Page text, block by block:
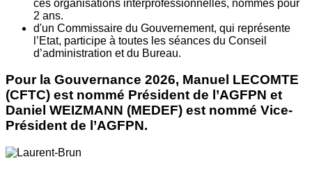
ces organisations interprofessionnelles, nommés pour
2 ans.
d'un Commissaire du Gouvernement, qui représente
l’Etat, participe à toutes les séances du Conseil
d’administration et du Bureau.
Pour la Gouvernance 2026, Manuel LECOMTE
(CFTC) est nommé Président de l’AGFPN et
Daniel WEIZMANN (MEDEF) est nommé Vice-
Président de l’AGFPN.